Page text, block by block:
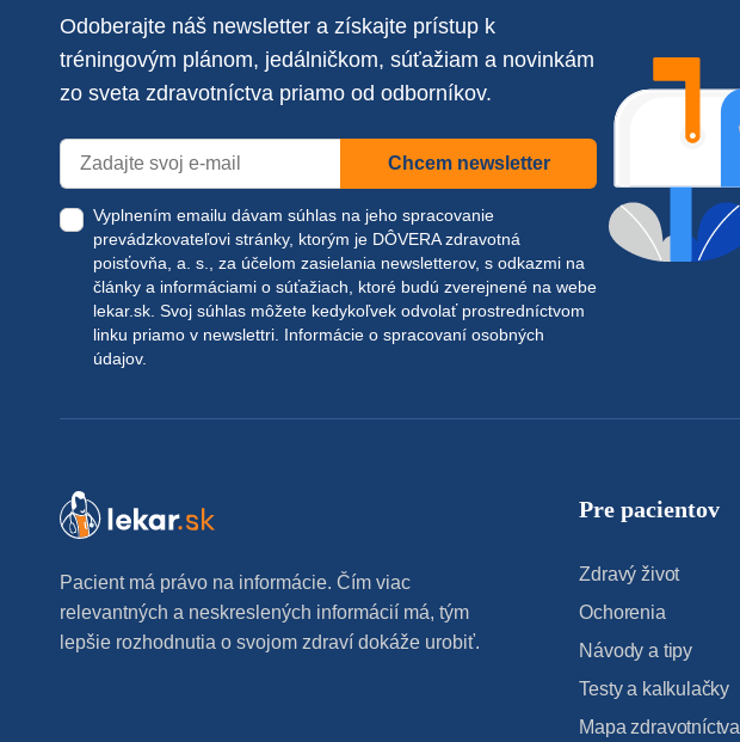
Odoberajte náš newsletter a získajte prístup k
tréningovým plánom, jedálničkom, súťažiam a novinkám
zo sveta zdravotníctva priamo od odborníkov.
Chcem newsletter
Vyplnením emailu dávam súhlas na jeho spracovanie
prevádzkovateľovi stránky, ktorým je DÔVERA zdravotná
poisťovňa, a. s., za účelom zasielania newsletterov, s odkazmi na
články a informáciami o súťažiach, ktoré budú zverejnené na webe
lekar.sk . Svoj súhlas môžete kedykoľvek odvolať prostredníctvom
linku priamo v newslettri. Informácie o spracovaní osobných
údajov.
Pacient má právo na informácie. Čím viac
relevantných a neskreslených informácií má, tým
lepšie rozhodnutia o svojom zdraví dokáže urobiť.
Pre pacientov
Zdravý život
Ochorenia
Návody a tipy
Testy a kalkulačky
Mapa zdravotníctva